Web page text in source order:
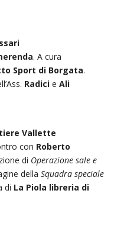
. A cura
Sport di Borgata.
Radicie Ali
Vallette
con Roberto
di Operazione sale e
della Squadra speciale
di La Piola libreria di